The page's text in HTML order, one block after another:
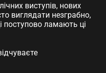
виступів, нових
виглядати незграбно,
поступово ламають ці